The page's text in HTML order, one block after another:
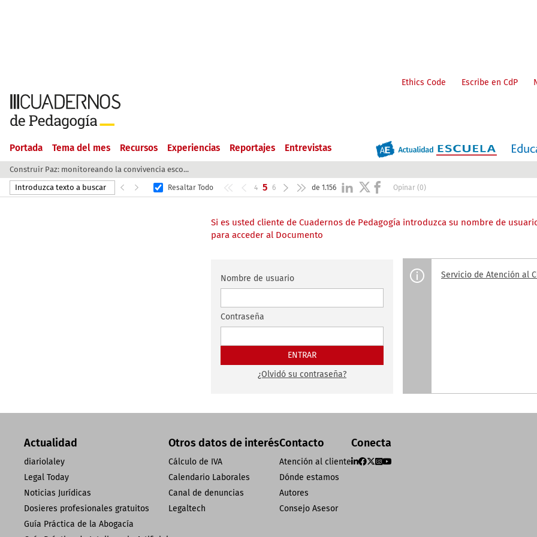
Portada Tema del mes Recursos Experiencias Reportajes Entrevistas
Ethics Code Escribe en CdP
Construir Paz: monitoreando la convivencia esco...
Resaltar Todo 4 5 6 de 1.156 Opinar (0)
Si es usted cliente de Cuadernos de Pedagogía introduzca su nombre de
para acceder al Documento
Nombre de usuario
Contraseña
¿Olvidó su contraseña?
Servicio de Atención al
Actualidad
diariolaley
Legal Today
Noticias Jurídicas
Dosieres profesionales gratuitos
Guía Práctica de la Abogacía
Otros datos de interés
Cálculo de IVA
Calendario Laborales
Canal de denuncias
Legaltech
Contacto
Atención al cliente
Dónde estamos
Autores
Consejo Asesor
Conecta